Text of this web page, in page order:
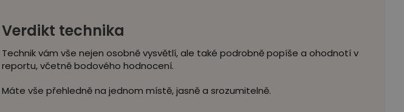
Verdikt technika
Technik vám vše nejen osobně vysvětlí, ale také podrobně popíše a ohodnotí v
reportu, včetně bodového hodnocení.
Máte vše přehledně na jednom místě, jasně a srozumitelně.